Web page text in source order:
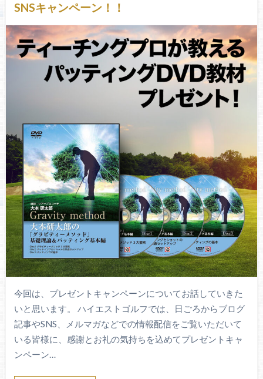
SNSキャンペーン！！
今回は、プレゼントキャンペーンについてお話していきた
いと思います。 ハイエストゴルフでは、日ごろからブログ
記事やSNS、メルマガなどでの情報配信をご覧いただいて
いる皆様に、感謝とお礼の気持ちを込めてプレゼントキャ
ンペーン…